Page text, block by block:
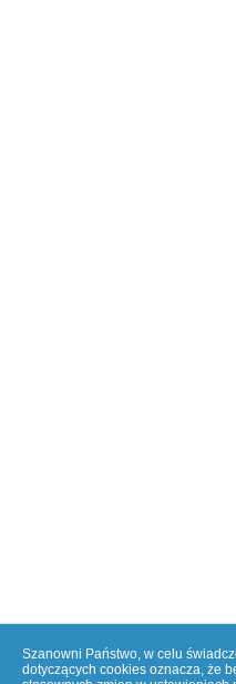
Szanowni Państwo, w celu
dotyczących cookies oznacza, że